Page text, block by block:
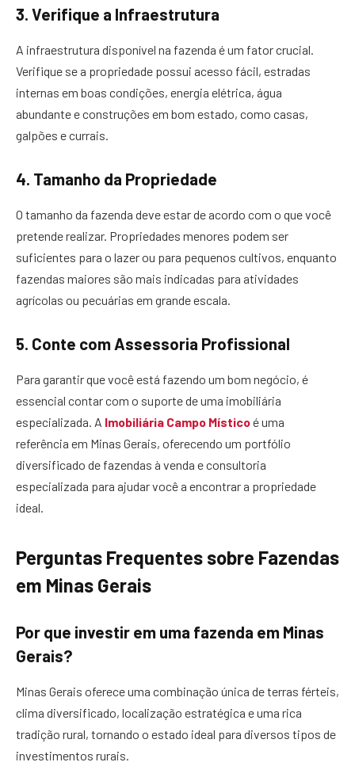
3. Verifique a Infraestrutura
A infraestrutura disponível na fazenda é um fator crucial.
Verifique se a propriedade possui acesso fácil, estradas
internas em boas condições, energia elétrica, água
abundante e construções em bom estado, como casas,
galpões e currais.
4. Tamanho da Propriedade
O tamanho da fazenda deve estar de acordo com o que você
pretende realizar. Propriedades menores podem ser
suficientes para o lazer ou para pequenos cultivos, enquanto
fazendas maiores são mais indicadas para atividades
agrícolas ou pecuárias em grande escala.
5. Conte com Assessoria Profissional
Para garantir que você está fazendo um bom negócio, é
essencial contar com o suporte de uma imobiliária
especializada. A Imobiliária Campo Místicoé uma
referência em Minas Gerais, oferecendo um portfólio
diversificado de fazendas à venda e consultoria
especializada para ajudar você a encontrar a propriedade
ideal.
Perguntas Frequentes sobre Fazendas
em Minas Gerais
Por que investir em uma fazenda em Minas
Gerais?
Minas Gerais oferece uma combinação única de terras férteis,
clima diversificado, localização estratégica e uma rica
tradição rural, tornando o estado ideal para diversos tipos de
investimentos rurais.